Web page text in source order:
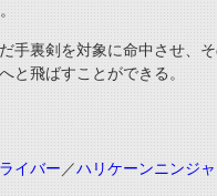
手裏剣を対象に命中させ、
と飛ばすことができる。
イバー ／ハリケーンニンジ